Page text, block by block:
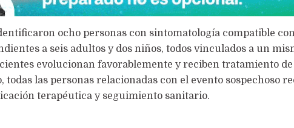
ocho personas con sintomatología compatible
a seis adultos y dos niños, todos vinculados a un
evolucionan favorablemente y reciben tratamiento
todas las personas relacionadas con el evento sospechoso
terapéutica y seguimiento sanitario.
LA VOCACIÓN PUEDE MÁS